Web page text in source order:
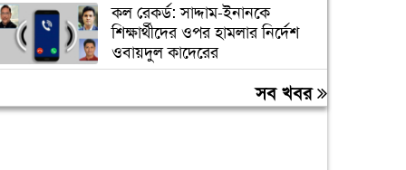
কল রেকর্ড: সাদ্দাম-ইনানকে
শিক্ষার্থীদের ওপর হামলার নির্দেশ
ওবায়দুল কাদেরের
সন্ধ্যার মধ্যে যেসব অঞ্চলে ৬০
কিমি বেগে ঝড়ের আভাসসব খবর